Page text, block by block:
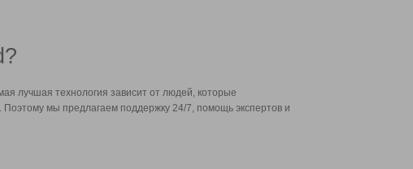
лучшая технология зависит от людей, которые
мы предлагаем поддержку 24/7, помощь экспертов и